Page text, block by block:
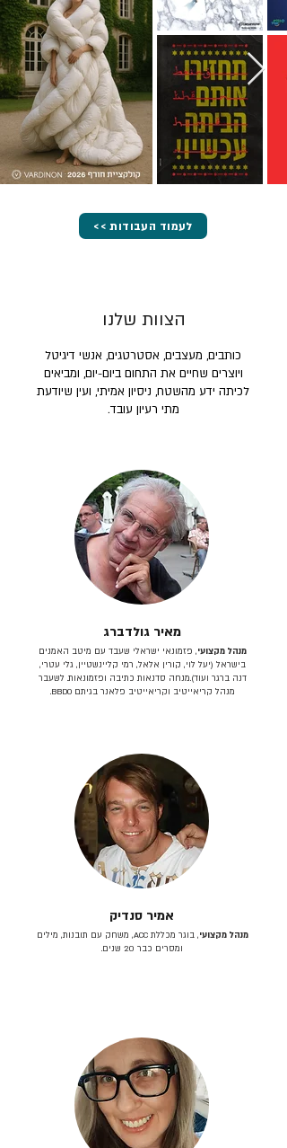
<< לעמוד העבודות
הצוות שלנו
כותבים, מעצבים, אסטרטגים, אנשי דיגיטל
ויוצרים שחיים את התחום ביום-יום, ומביאים
לכיתה ידע מהשטח, ניסיון אמיתי, ועין שיודעת
מתי רעיון עובד.
מאיר גולדברג
מנהל מקצועי, פזמונאי ישראלי שעבד עם מיטב האמנים
בישראל (יעל לוי, קורין אלאל, רמי קליינשטיין, גלי עטרי,
דנה ברגר ועוד).מנחה סדנאות כתיבה ופזמונאות. לשעבר
מנהל קריאייטיב וקריאייטיב פלאנר בגיתם BBDO.
אמיר סנדיק
מנהל מקצועי
, בוגר מכללת ACC, משחק עם תובנות, מילים
ומסרים כבר 20 שנים.